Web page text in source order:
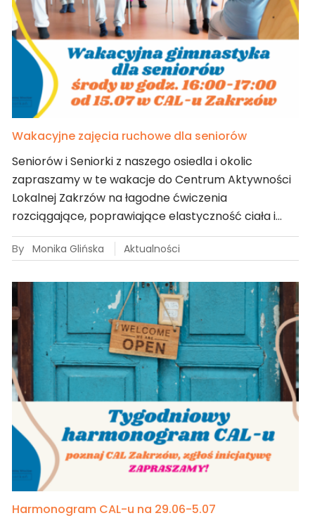
Wakacyjne zajęcia ruchowe dla seniorów
Seniorów i Seniorki z naszego osiedla i okolic
zapraszamy w te wakacje do Centrum Aktywności
Lokalnej Zakrzów na łagodne ćwiczenia
rozciągające, poprawiające elastyczność ciała i…
By Monika Glińska Aktualności
Harmonogram CAL-u na 29.06-5.07